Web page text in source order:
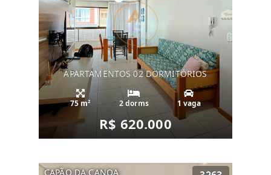
APARTAMENTOS 02 DORMITÓRIOS
75 m² 2 dorms 1 vaga
R$ 620.000
CAPÃO DA CANOA